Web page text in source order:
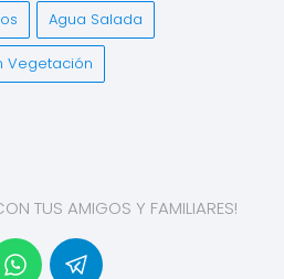
Agua Salada
Vegetación
TUS AMIGOS Y FAMILIARES!